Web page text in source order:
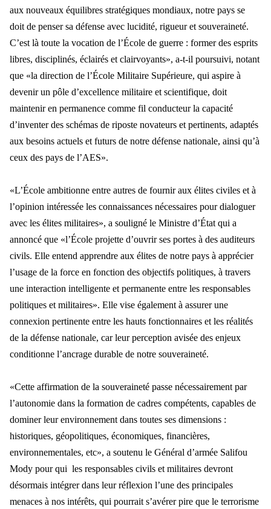
aux nouveaux équilibres stratégiques mondiaux, notre pays se
doit de penser sa défense avec lucidité, rigueur et souveraineté.
C’est là toute la vocation de l’École de guerre : former des esprits
libres, disciplinés, éclairés et clairvoyants», a-t-il poursuivi, notant
que «la direction de l’École Militaire Supérieure, qui aspire à
devenir un pôle d’excellence militaire et scientifique, doit
maintenir en permanence comme fil conducteur la capacité
d’inventer des schémas de riposte novateurs et pertinents, adaptés
aux besoins actuels et futurs de notre défense nationale, ainsi qu’à
ceux des pays de l’AES».
«L’École ambitionne entre autres de fournir aux élites civiles et à
l’opinion intéressée les connaissances nécessaires pour dialoguer
avec les élites militaires», a souligné le Ministre d’État qui a
annoncé que «l’École projette d’ouvrir ses portes à des auditeurs
civils. Elle entend apprendre aux élites de notre pays à apprécier
l’usage de la force en fonction des objectifs politiques, à travers
une interaction intelligente et permanente entre les responsables
politiques et militaires». Elle vise également à assurer une
connexion pertinente entre les hauts fonctionnaires et les réalités
de la défense nationale, car leur perception avisée des enjeux
conditionne l’ancrage durable de notre souveraineté.
«Cette affirmation de la souveraineté passe nécessairement par
l’autonomie dans la formation de cadres compétents, capables de
dominer leur environnement dans toutes ses dimensions :
historiques, géopolitiques, économiques, financières,
environnementales, etc», a soutenu le Général d’armée Salifou
Mody pour qui les responsables civils et militaires devront
désormais intégrer dans leur réflexion l’une des principales
menaces à nos intérêts, qui pourrait s’avérer pire que le terrorisme